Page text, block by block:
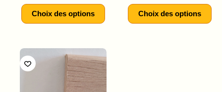
Choix des options Choix des options